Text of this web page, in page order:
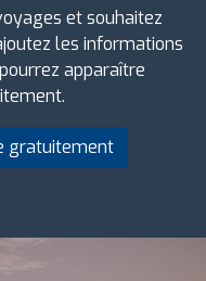
et souhaitez
les informations
apparaître
gratuitement